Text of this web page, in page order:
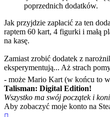
poprzednich dodatków.
Jak przyjdzie zapłacić za ten
raptem 60 kart, 4 figurki i małą
na kasę.
Zamiast zrobić dodatek z
eksperymentują... Aż strach
- może Mario Kart (w końcu to
Talisman: Digital Edition!
Wszystko ma swój początek i
Aby zobaczyć moje konto na